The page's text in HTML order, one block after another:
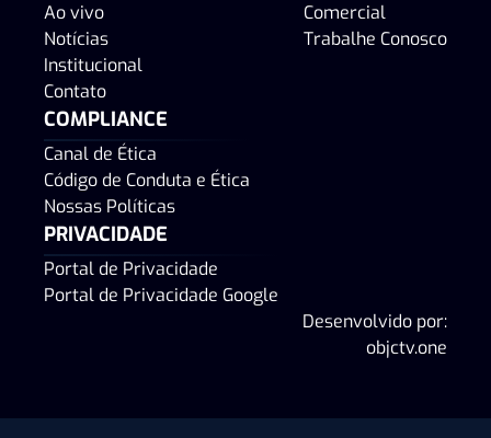
Ao vivo
Notícias
Institucional
Contato
Comercial
Trabalhe Conosco
COMPLIANCE
Canal de Ética
Código de Conduta e Ética
Nossas Políticas
PRIVACIDADE
Portal de Privacidade
Portal de Privacidade Google
Desenvolvido por:
objctv.one